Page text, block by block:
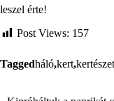
leszel érte!
Post Views: 157
Taggedháló,kert,kertészet